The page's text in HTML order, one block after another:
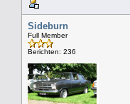
Sideburn
Full Member
Berichten: 236